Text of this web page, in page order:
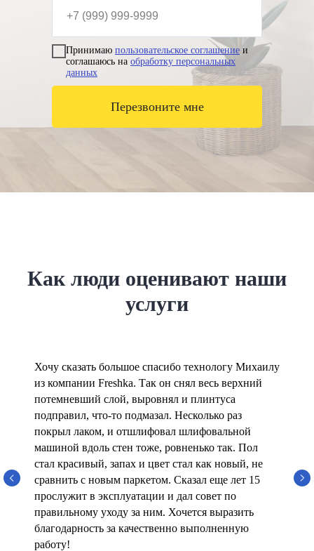
Принимаю пользовательское соглашение и
соглашаюсь на обработку персональных
данных
Перезвоните мне
Как люди оценивают наши
услуги
Хочу сказать большое спасибо технологу Михаилу
из компании Freshka. Так он снял весь верхний
потемневший слой, выровнял и плинтуса
подправил, что-то подмазал. Несколько раз
покрыл лаком, и отшлифовал шлифовальной
машиной вдоль стен тоже, ровненько так. Пол
стал красивый, запах и цвет стал как новый, не
сравнить с новым паркетом. Сказал еще лет 15
прослужит в эксплуатации и дал совет по
правильному уходу за ним. Хочется выразить
благодарность за качественно выполненную
работу!